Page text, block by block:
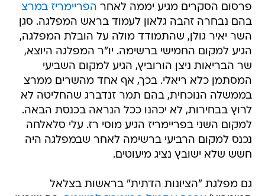
פרסום הסקרים מגיע יממה לאחר הפריימריז במרצ
בהם נבחרה זהבה גלאון לעמוד בראש המפלגה. סגן
השר יאיר גולן, שהתמודד מולה על הובלת המפלגה,
הגיע למקום החמישי ברשימה. יו"ר המפלגה היוצא,
שר הבריאות ניצן הורוביץ, הגיע למקום השביעי
המסתמן כלא ריאלי. בכך, אף אחד מהשרים ממרצ
בממשלה הנוכחית, בהם תמר זנדברג שהחליטה לא
לרוץ בבחירות, לא יכהנו ככל הנראה בכנסת הבאה.
למקום השני בפריימריז הגיע מוסי רז. עלי סלאלחה
נכנס למקום הרביעי ברשימה לאחר שבמפלגה היה
חשש שלא ישובץ נציג מיעוטים.
גם מפלגת "הציונות הדתית" בראשות בצלאל